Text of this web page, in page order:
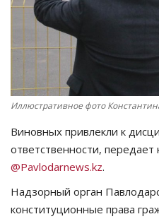
Чек-лист
РАЗВЛЕЧЕНИЯ
OFFICIAL
Курултай
Язык
Қазақша Русский
Иллюстративное фото
Виновных привлекли к
ответственности, передает
@Pavlodarnews.kz.
Надзорный орган
конституционные права